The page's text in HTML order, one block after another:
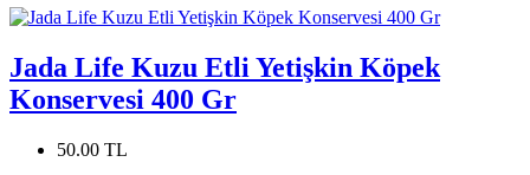
Jada Life Kuzu Etli Yetişkin Köpek
Konservesi 400 Gr
50.00 TL